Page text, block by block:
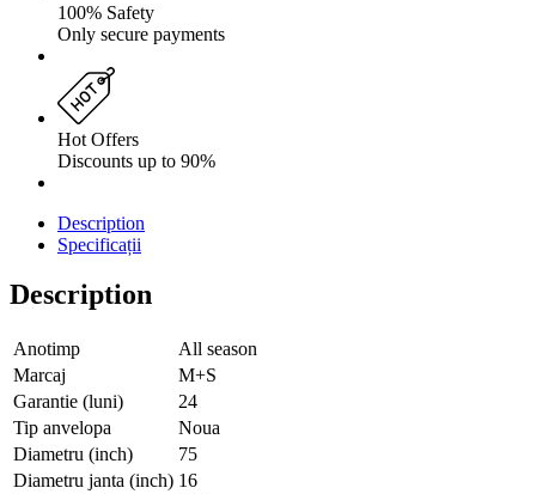
100% Safety
Only secure payments
Hot Offers
Discounts up to 90%
Description
Specificații
Description
Anotimp
All season
Marcaj
M+S
Garantie (luni)
24
Tip anvelopa
Noua
Diametru (inch)
75
Diametru janta (inch) 16